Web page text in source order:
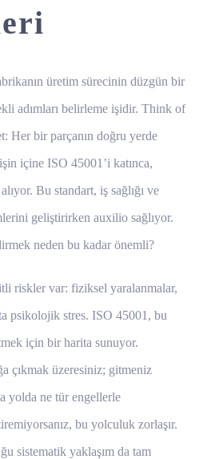
üretim sürecinin düzgün bir
adımları belirleme işidir. Think of
Her bir parçanın doğru yerde
içine ISO 45001’i katınca,
Bu standart, iş sağlığı ve
geliştirirken auxilio sağlıyor.
neden bu kadar önemli?
riskler var: fiziksel yaralanmalar,
psikolojik stres. ISO 45001, bu
için bir harita sunuyor.
çıkmak üzeresiniz; gitmeniz
yolda ne tür engellerle
bu yolculuk zorlaşır.
sistematik yaklaşım da tam